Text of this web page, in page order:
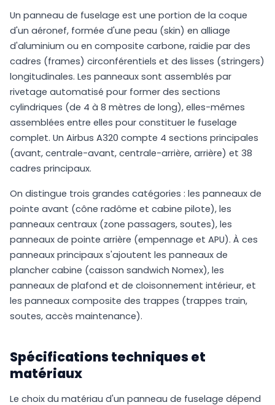
Un panneau de fuselage est une portion de la coque
d'un aéronef, formée d'une peau (skin) en alliage
d'aluminium ou en composite carbone, raidie par des
cadres (frames) circonférentiels et des lisses (stringers)
longitudinales. Les panneaux sont assemblés par
rivetage automatisé pour former des sections
cylindriques (de 4 à 8 mètres de long), elles-mêmes
assemblées entre elles pour constituer le fuselage
complet. Un Airbus A320 compte 4 sections principales
(avant, centrale-avant, centrale-arrière, arrière) et 38
cadres principaux.
On distingue trois grandes catégories : les panneaux de
pointe avant (cône radôme et cabine pilote), les
panneaux centraux (zone passagers, soutes), les
panneaux de pointe arrière (empennage et APU). À ces
panneaux principaux s'ajoutent les panneaux de
plancher cabine (caisson sandwich Nomex), les
panneaux de plafond et de cloisonnement intérieur, et
les panneaux composite des trappes (trappes train,
soutes, accès maintenance).
Spécifications techniques et
matériaux
Le choix du matériau d'un panneau de fuselage dépend